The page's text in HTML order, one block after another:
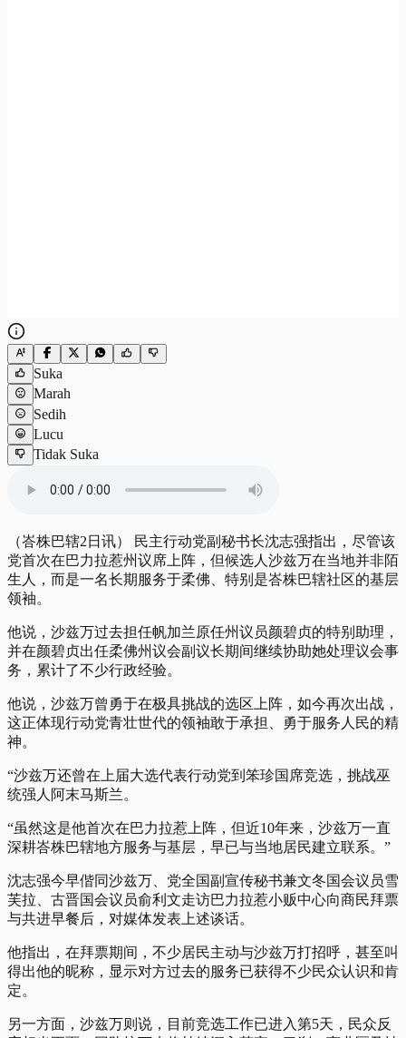
Suka
Marah
Sedih
Lucu
Tidak Suka
（峇株巴辖2日讯） 民主行动党副秘书长沈志强指出，尽管该
党首次在巴力拉惹州议席上阵，但候选人沙兹万在当地并非陌
生人，而是一名长期服务于柔佛、特别是峇株巴辖社区的基层
领袖。
他说，沙兹万过去担任帆加兰原任州议员颜碧贞的特别助理，
并在颜碧贞出任柔佛州议会副议长期间继续协助她处理议会事
务，累计了不少行政经验。
他说，沙兹万曾勇于在极具挑战的选区上阵，如今再次出战，
这正体现行动党青壮世代的领袖敢于承担、勇于服务人民的精
神。
“沙兹万还曾在上届大选代表行动党到笨珍国席竞选，挑战巫
统强人阿末马斯兰。
“虽然这是他首次在巴力拉惹上阵，但近10年来，沙兹万一直
深耕峇株巴辖地方服务与基层，早已与当地居民建立联系。”
沈志强今早偕同沙兹万、党全国副宣传秘书兼文冬国会议员雪
芙拉、古晋国会议员俞利文走访巴力拉惹小贩中心向商民拜票
与共进早餐后，对媒体发表上述谈话。
他指出，在拜票期间，不少居民主动与沙兹万打招呼，甚至叫
得出他的昵称，显示对方过去的服务已获得不少民众认识和肯
定。
另一方面，沙兹万则说，目前竞选工作已进入第5天，民众反